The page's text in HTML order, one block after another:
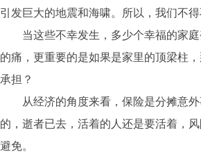
引发巨大的地震和海啸。所以，我们不
当这些不幸发生，多少个幸福的家
的痛，更重要的是如果是家里的顶梁柱
承担？
从经济的角度来看，保险是分摊意
的，逝者已去，活着的人还是要活着，
避免。